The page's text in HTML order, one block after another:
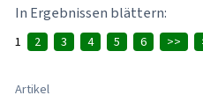
In Ergebnissen blättern:
1 2 3 4 5 6 >>
Artikel